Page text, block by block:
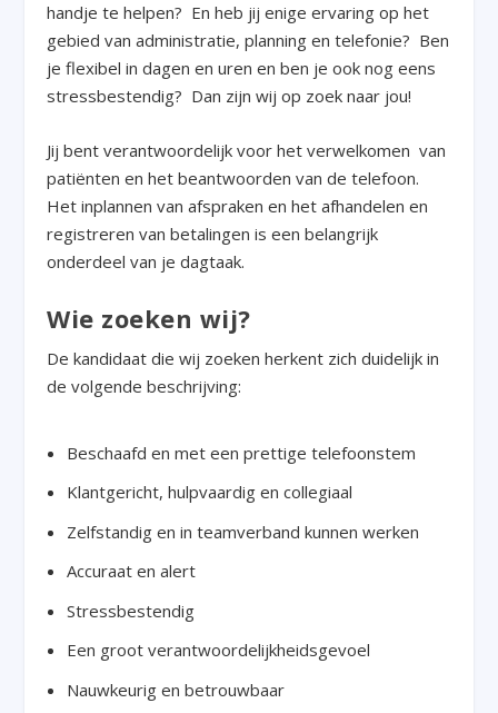
handje te helpen? En heb jij enige ervaring op het
gebied van administratie, planning en telefonie? Ben
je flexibel in dagen en uren en ben je ook nog eens
stressbestendig? Dan zijn wij op zoek naar jou!
Jij bent verantwoordelijk voor het verwelkomen van
patiënten en het beantwoorden van de telefoon.
Het inplannen van afspraken en het afhandelen en
registreren van betalingen is een belangrijk
onderdeel van je dagtaak.
Wie zoeken wij?
De kandidaat die wij zoeken herkent zich duidelijk in
de volgende beschrijving:
Beschaafd en met een prettige telefoonstem
Klantgericht, hulpvaardig en collegiaal
Zelfstandig en in teamverband kunnen werken
Accuraat en alert
Stressbestendig
Een groot verantwoordelijkheidsgevoel
Nauwkeurig en betrouwbaar